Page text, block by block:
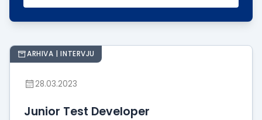
ARHIVA | INTERVJU
28.03.2023
Junior Test Developer